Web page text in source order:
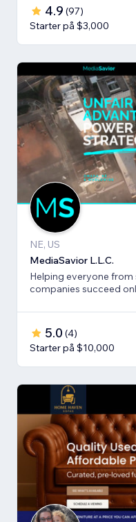
4.9 (97)
Starter på $3,000
NE, US
MediaSavior L.L.C.
Helping everyone
companies succeed
5.0 (4)
Starter på $10,000